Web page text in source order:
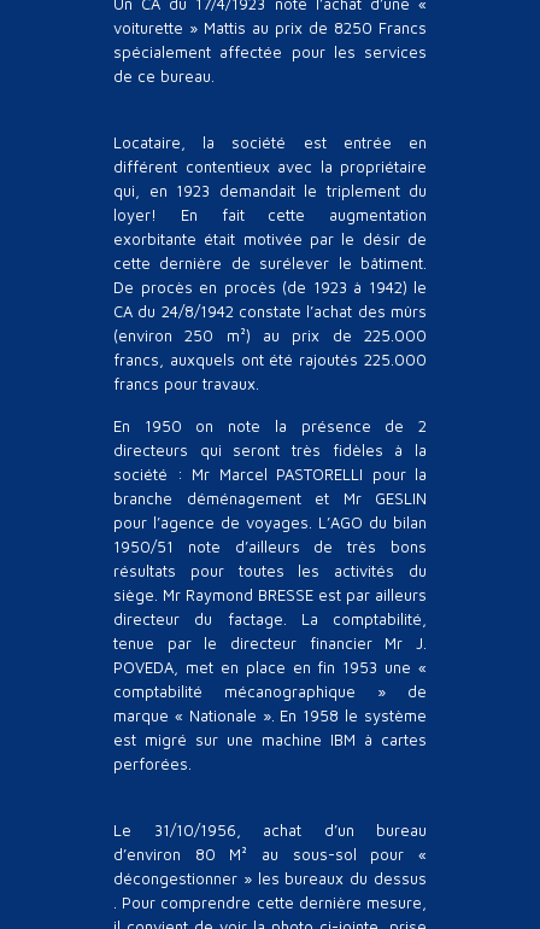
voiturette » Mattis au prix de 8250 Francs
spécialement affectée pour les services
de ce bureau.
Locataire, la société est entrée en
différent contentieux avec la propriétaire
qui, en 1923 demandait le triplement du
loyer! En fait cette augmentation
exorbitante était motivée par le désir de
cette dernière de surélever le bâtiment.
De procès en procès (de 1923 à 1942) le
CA du 24/8/1942 constate l’achat des mûrs
(environ 250 m²) au prix de 225.000
francs, auxquels ont été rajoutés 225.000
francs pour travaux.
En 1950 on note la présence de 2
directeurs qui seront très fidèles à la
société : Mr Marcel PASTORELLI pour la
branche déménagement et Mr GESLIN
pour l’agence de voyages. L’AGO du bilan
1950/51 note d’ailleurs de très bons
résultats pour toutes les activités du
siège. Mr Raymond BRESSE est par ailleurs
directeur du factage. La comptabilité,
tenue par le directeur financier Mr J.
POVEDA, met en place en fin 1953 une «
comptabilité mécanographique » de
marque « Nationale ». En 1958 le système
est migré sur une machine IBM à cartes
perforées.
Le 31/10/1956, achat d’un bureau
d’environ 80 M² au sous-sol pour «
décongestionner » les bureaux du dessus
. Pour comprendre cette dernière mesure,